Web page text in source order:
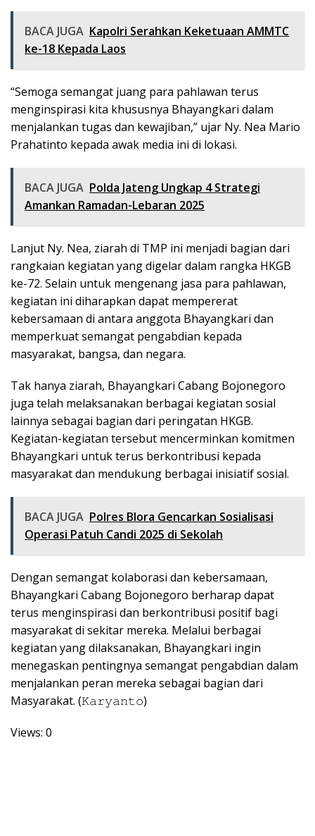
BACA JUGA Kapolri Serahkan Keketuaan AMMTC
ke-18 Kepada Laos
“Semoga semangat juang para pahlawan terus
menginspirasi kita khususnya Bhayangkari dalam
menjalankan tugas dan kewajiban,” ujar Ny. Nea Mario
Prahatinto kepada awak media ini di lokasi.
BACA JUGA Polda Jateng Ungkap 4 Strategi
Amankan Ramadan-Lebaran 2025
Lanjut Ny. Nea, ziarah di TMP ini menjadi bagian dari
rangkaian kegiatan yang digelar dalam rangka HKGB
ke-72. Selain untuk mengenang jasa para pahlawan,
kegiatan ini diharapkan dapat mempererat
kebersamaan di antara anggota Bhayangkari dan
memperkuat semangat pengabdian kepada
masyarakat, bangsa, dan negara.
Tak hanya ziarah, Bhayangkari Cabang Bojonegoro
juga telah melaksanakan berbagai kegiatan sosial
lainnya sebagai bagian dari peringatan HKGB.
Kegiatan-kegiatan tersebut mencerminkan komitmen
Bhayangkari untuk terus berkontribusi kepada
masyarakat dan mendukung berbagai inisiatif sosial.
BACA JUGA Polres Blora Gencarkan Sosialisasi
Operasi Patuh Candi 2025 di Sekolah
Dengan semangat kolaborasi dan kebersamaan,
Bhayangkari Cabang Bojonegoro berharap dapat
terus menginspirasi dan berkontribusi positif bagi
masyarakat di sekitar mereka. Melalui berbagai
kegiatan yang dilaksanakan, Bhayangkari ingin
menegaskan pentingnya semangat pengabdian dalam
menjalankan peran mereka sebagai bagian dari
Masyarakat. (𝙺𝚊𝚛𝚢𝚊𝚗𝚝𝚘)
Views: 0